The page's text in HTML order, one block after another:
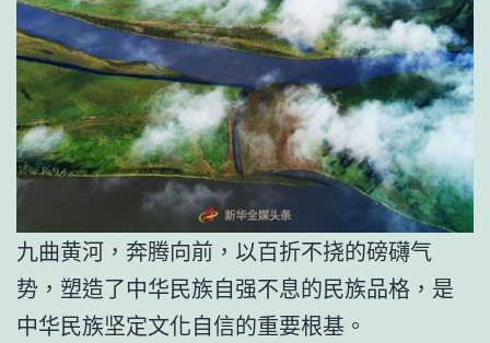
九曲黄河，奔腾向前，以百折不挠的磅礴气
势，塑造了中华民族自强不息的民族品格，是
中华民族坚定文化自信的重要根基。